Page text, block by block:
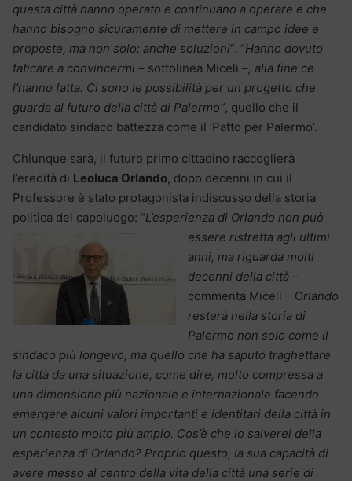
questa città hanno operato e continuano a operare e che
hanno bisogno sicuramente di mettere in campo idee e
proposte, ma non solo: anche soluzioni“. “Hanno dovuto
faticare a convincermi – sottolinea Miceli –, alla fine ce
l’hanno fatta. Ci sono le possibilità per un progetto che
guarda al futuro della città di Palermo”, quello che il
candidato sindaco battezza come il ‘Patto per Palermo’.
Chiunque sarà, il futuro primo cittadino raccoglierà
l’eredità di Leoluca Orlando, dopo decenni in cui il
Professore è stato protagonista indiscusso della storia
politica del capoluogo: “L’esperienza di Orlando non può
essere ristretta agli ultimi
anni, ma riguarda molti
decenni della città –
commenta Miceli – Orlando
resterà nella storia di
Palermo non solo come il
sindaco più longevo, ma quello che ha saputo traghettare
la città da una situazione, come dire, molto compressa a
una dimensione più nazionale e internazionale facendo
emergere alcuni valori importanti e identitari della città in
un contesto molto più ampio. Cos’è che io salverei della
esperienza di Orlando? Proprio questo, la sua capacità di
avere messo al centro della vita della città una serie di